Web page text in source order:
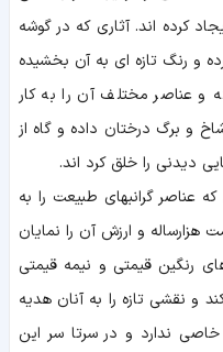
کرده اند. آثاری که در گوشه
و رنگ تازه ای به آن بخشیده
و عناصر مختلف آن را به کار
و برگ درختان داده و گاه از
را خلق کرد اند.
عناصر گرانبهای طبیعت را به
هزارساله و ارزش آن را نمایان
رنگین قیمتی و نیمه قیمتی
و نقشی تازه را به آنان هدیه
ندارد و در سرتا سر این